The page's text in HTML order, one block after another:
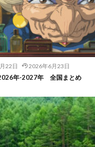
22日 2026年6月23日
年-2027年 全国まとめ